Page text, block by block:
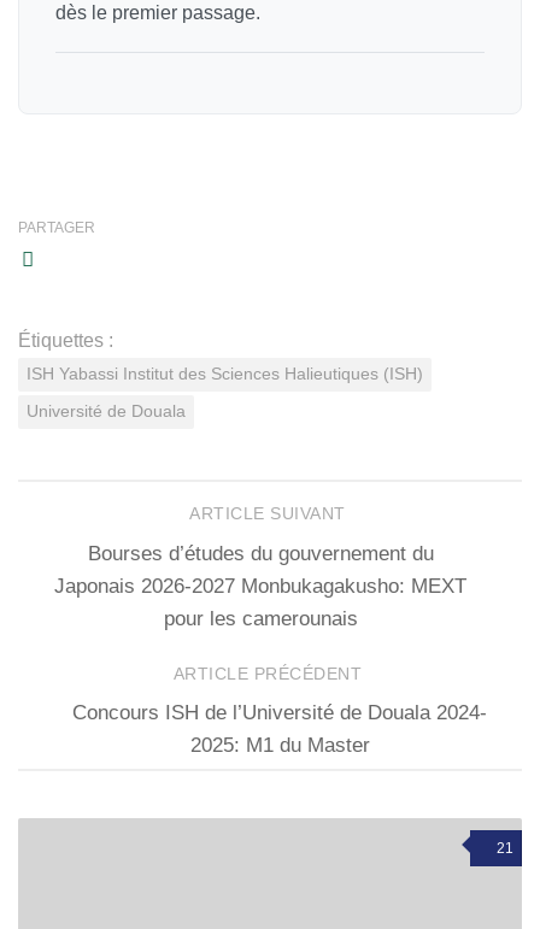
dès le premier passage.
PARTAGER
Étiquettes :
ISH Yabassi Institut des Sciences Halieutiques (ISH)
Université de Douala
ARTICLE SUIVANT
Bourses d’études du gouvernement du
Japonais 2026-2027 Monbukagakusho: MEXT
pour les camerounais
ARTICLE PRÉCÉDENT
Concours ISH de l’Université de Douala 2024-
2025: M1 du Master
21